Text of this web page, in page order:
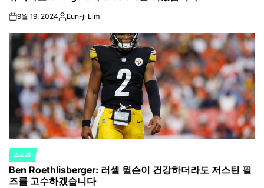
on9월 19, 2024Posted
Eun-ji Lim
POSTED
IN
스포츠
Ben Roethlisberger: 러셀 윌슨이 건강하더라도 저스틴 필
즈를 고수하겠습니다